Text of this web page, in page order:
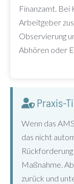
Finanzamt.
Arbeitgeber
Observierung
Abhören oder
Praxis-
Wenn das
das nicht
Maßnahme.
zurück und